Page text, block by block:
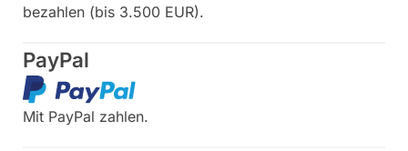
bezahlen (bis 3.500 EUR).
PayPal
Mit PayPal zahlen.